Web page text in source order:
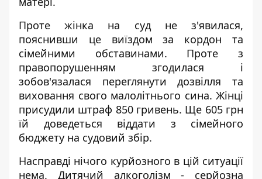
Проте жінка на суд не з'явилася,
пояснивши це виїздом за кордон та
сімейними обставинами. Проте з
правопорушенням згодилася і
зобов'язалася переглянути дозвілля та
виховання свого малолітнього сина. Жінці
присудили штраф 850 гривень. Ще 605 грн
їй доведеться віддати з сімейного
бюджету на судовий збір.
Насправді нічого курйозного в цій ситуації
нема. Дитячий алкоголізм - серйозна